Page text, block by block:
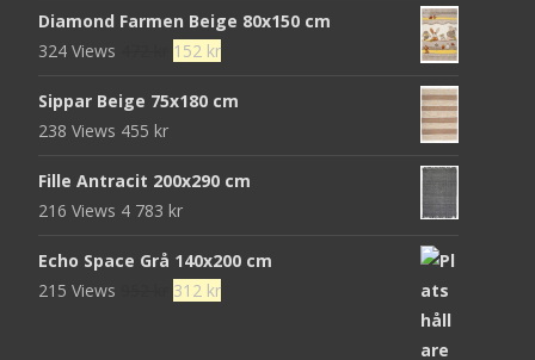
priset
var:
priset
är:
Diamond Farmen Beige 80x150 cm
324 Views
Det
priset
152 krDet
priset
Sippar Beige 75x180 cm
238 Views 455 kr
Fille Antracit 200x290 cm
216 Views 4 783 kr
Echo Space Grå 140x200 cm
215 Views
Det
312 krDet